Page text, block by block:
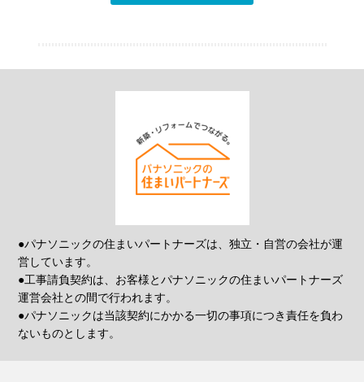
●パナソニックの住まいパートナーズは、独立・自営の会社が運
営しています。
●工事請負契約は、お客様とパナソニックの住まいパートナーズ
運営会社との間で行われます。
●パナソニックは当該契約にかかる一切の事項につき責任を負わ
ないものとします。